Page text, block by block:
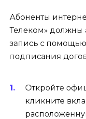
Абоненты
Телеком» должны
запись с
подписания
Откройте
кликните